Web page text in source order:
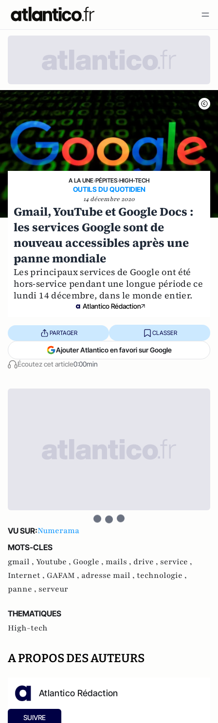
A LA UNE›PÉPITES›HIGH-TECH
OUTILS DU QUOTIDIEN
14 décembre 2020
Gmail, YouTube et Google Docs :
les services Google sont de
nouveau accessibles après une
panne mondiale
Les principaux services de Google ont été
hors-service pendant une longue période ce
lundi 14 décembre, dans le monde entier.
Atlantico Rédaction
Écoutez cet article0:00min
PARTAGER CLASSER
Ajouter Atlantico en favori sur Google
VU SUR:Numerama
MOTS-CLES
gmail , Youtube , Google , mails , drive , service ,
Internet , GAFAM , adresse mail , technologie ,
panne , serveur
THEMATIQUES
High-tech
A PROPOS DES AUTEURS
Atlantico Rédaction
SUIVRE